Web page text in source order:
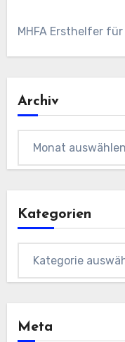
MHFA Ersthelfer
Archiv
Kategorien
Meta